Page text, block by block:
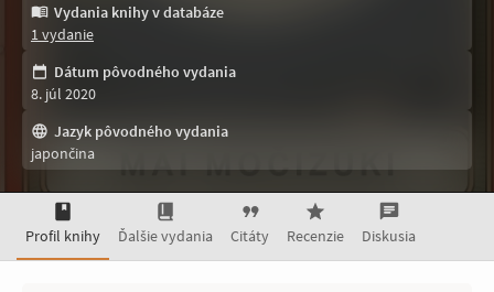
Vydania knihy v databáze
1 vydanie
Dátum pôvodného vydania
8. júl 2020
Jazyk pôvodného vydania
japončina
Profil knihy Ďalšie vydania Citáty Recenzie Diskusia